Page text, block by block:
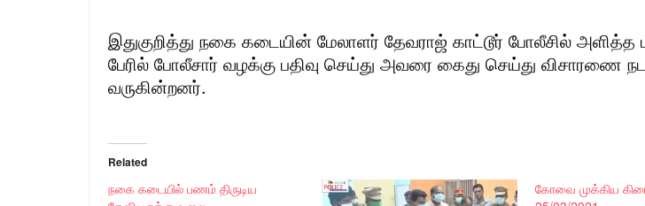
இதுகுறித்து நகை கடையின் மேலாளர் தேவராஜ் காட்டூர் போலீசில் அளித்த
பேரில் போலீசார் வழக்கு பதிவு செய்து அவரை கைது செய்து விசாரணை
வருகின்றனர்.
Related
நகை கடையில் பணம் திருடிய
கோவை முக்கிய